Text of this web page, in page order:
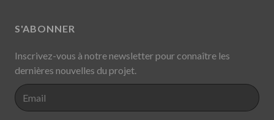
S'ABONNER
Inscrivez-vous à notre newsletter pour connaître les
dernières nouvelles du projet.